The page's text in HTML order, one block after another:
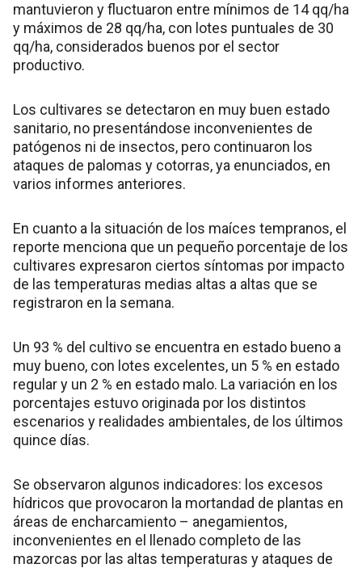
mantuvieron y fluctuaron entre mínimos de 14 qq/ha
y máximos de 28 qq/ha, con lotes puntuales de 30
qq/ha, considerados buenos por el sector
productivo.
Los cultivares se detectaron en muy buen estado
sanitario, no presentándose inconvenientes de
patógenos ni de insectos, pero continuaron los
ataques de palomas y cotorras, ya enunciados, en
varios informes anteriores.
En cuanto a la situación de los maíces tempranos, el
reporte menciona que un pequeño porcentaje de los
cultivares expresaron ciertos síntomas por impacto
de las temperaturas medias altas a altas que se
registraron en la semana.
Un 93 % del cultivo se encuentra en estado bueno a
muy bueno, con lotes excelentes, un 5 % en estado
regular y un 2 % en estado malo. La variación en los
porcentajes estuvo originada por los distintos
escenarios y realidades ambientales, de los últimos
quince días.
Se observaron algunos indicadores: los excesos
hídricos que provocaron la mortandad de plantas en
áreas de encharcamiento – anegamientos,
inconvenientes en el llenado completo de las
mazorcas por las altas temperaturas y ataques de